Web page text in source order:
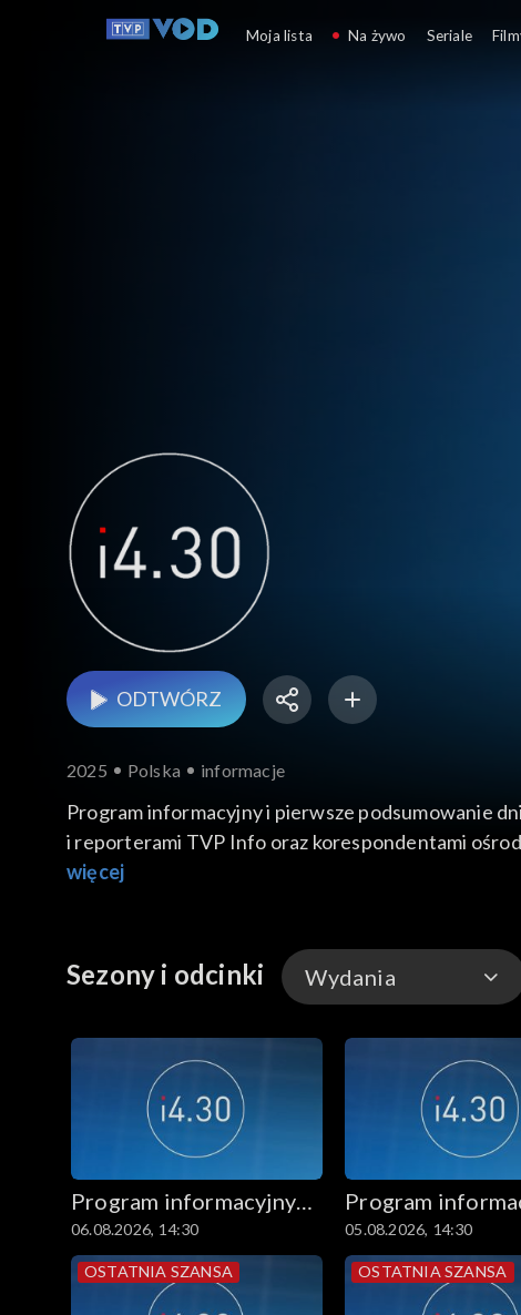
ODTWÓRZ
2025 Polska informacje
Program informacyjny i pierwsze podsumowanie
i reporterami TVP Info oraz korespondentami
Od poniedziałku do piątku o godz. 14:30.
więcej
Sezony i odcinki Wydania
Wydania
Program informacyjny
14.30
06.08.2026, 14:30
Program
14.30
05.08.2026, 14:30
OSTATNIA SZANSA OSTATNIA SZANSA
Moja lista Na żywo Seriale